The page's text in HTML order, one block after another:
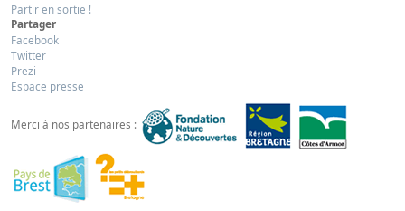
Partir en sortie !
Partager
Facebook
Twitter
Prezi
Espace presse
Merci à nos partenaires :